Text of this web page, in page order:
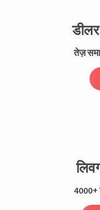
तेज़
4000+